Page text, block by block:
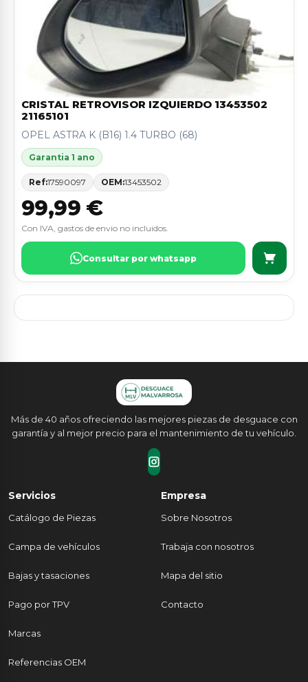
CRISTAL RETROVISOR IZQUIERDO 13453502
21165101
OPEL ASTRA K (B16) 1.4 TURBO (68)
Garantia 1 ano
Ref:17590097 OEM:13453502
99,99 €
Con IVA, gastos de envio no incluidos.
Consultar por whatsapp
Más de 40 años ofreciendo las mejores piezas de desguace con
garantía y al mejor precio para el mantenimiento de tu vehículo.
Servicios
Catálogo de Piezas
Campa de vehículos
Bajas y tasaciones
Pago por TPV
Marcas
Referencias OEM
Empresa
Sobre Nosotros
Trabaja con nosotros
Mapa del sitio
Contacto